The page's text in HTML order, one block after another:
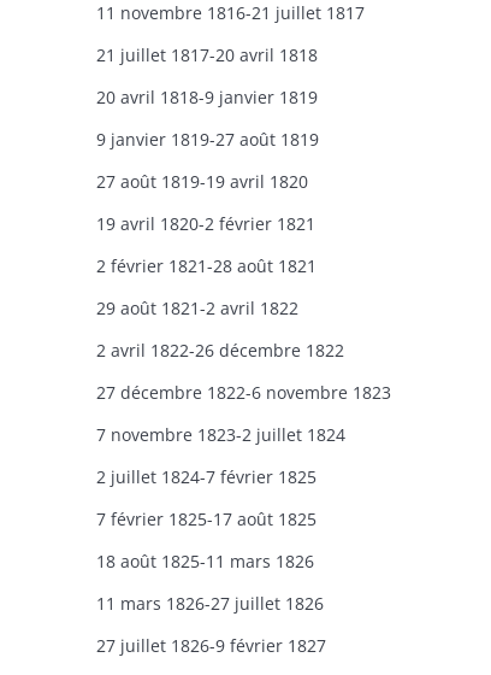
11 novembre 1816-21 juillet 1817
21 juillet 1817-20 avril 1818
20 avril 1818-9 janvier 1819
9 janvier 1819-27 août 1819
27 août 1819-19 avril 1820
19 avril 1820-2 février 1821
2 février 1821-28 août 1821
29 août 1821-2 avril 1822
2 avril 1822-26 décembre 1822
27 décembre 1822-6 novembre 1823
7 novembre 1823-2 juillet 1824
2 juillet 1824-7 février 1825
7 février 1825-17 août 1825
18 août 1825-11 mars 1826
11 mars 1826-27 juillet 1826
27 juillet 1826-9 février 1827